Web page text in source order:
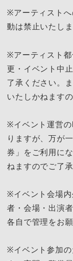
※アーティスト
動は禁止いたしま
※アーティスト
更・イベント中
了承ください。
いたしかねます
※イベント運営
りますが、万が
券」をご利用に
ねますのでご了承
※イベント会場
者・会場・出演
各自で管理をお願
※イベント参加